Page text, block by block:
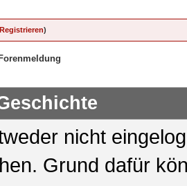
Registrieren)
Forenmeldung
nicht
Grund dafür